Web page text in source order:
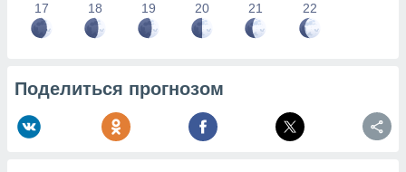
17 18 19 20 21 22
Поделиться прогнозом